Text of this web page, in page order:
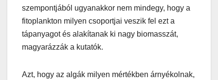
szempontjából ugyanakkor nem mindegy, hogy a
fitoplankton milyen csoportjai veszik fel ezt a
tápanyagot és alakítanak ki nagy biomasszát,
magyarázzák a kutatók.
Azt, hogy az algák milyen mértékben árnyékolnak,